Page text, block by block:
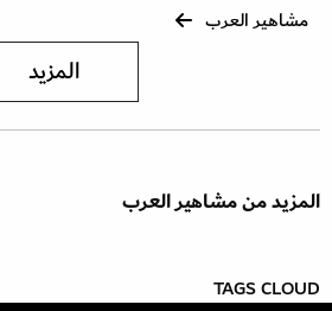
مشاهير العرب
المزيد
المزيد من مشاهير العرب
TAGS CLOUD